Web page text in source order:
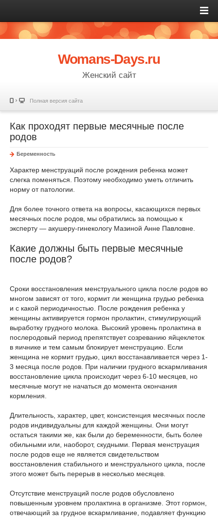
Womans-Days.ru
Женский сайт
Полная версия сайта
Как проходят первые месячные после
родов
Беременность
Характер менструаций после рождения ребенка может
слегка поменяться. Поэтому необходимо уметь отличить
норму от патологии.
Для более точного ответа на вопросы, касающихся первых
месячных после родов, мы обратились за помощью к
эксперту — акушеру-гинекологу Мазиной Анне Павловне.
Какие должны быть первые месячные
после родов?
Сроки восстановления менструального цикла после родов во
многом зависят от того, кормит ли женщина грудью ребенка
и с какой периодичностью. После рождения ребенка у
женщины активируется гормон пролактин, стимулирующий
выработку грудного молока. Высокий уровень пролактина в
послеродовый период препятствует созреванию яйцеклеток
в яичнике и тем самым блокирует менструацию. Если
женщина не кормит грудью, цикл восстанавливается через 1-
3 месяца после родов. При наличии грудного вскармливания
восстановление цикла происходит через 6-10 месяцев, но
месячные могут не начаться до момента окончания
кормления.
Длительность, характер, цвет, консистенция месячных после
родов индивидуальны для каждой женщины. Они могут
остаться такими же, как были до беременности, быть более
обильными или, наоборот, скудными. Первая менструация
после родов еще не является свидетельством
восстановления стабильного и менструального цикла, после
этого может быть перерыв в несколько месяцев.
Отсутствие менструаций после родов обусловлено
повышенным уровнем пролактина в организме. Этот гормон,
отвечающий за грудное вскармливание, подавляет функцию